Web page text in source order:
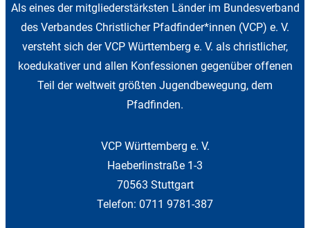
Als eines der mitgliederstärksten Länder im Bundesverband
des Verbandes Christlicher Pfadfinder*innen (VCP) e. V.
versteht sich der VCP Württemberg e. V. als christlicher,
koedukativer und allen Konfessionen gegenüber offenen
Teil der weltweit größten Jugendbewegung, dem
Pfadfinden.
VCP Württemberg e. V.
Haeberlinstraße 1-3
70563 Stuttgart
Telefon: 0711 9781-387